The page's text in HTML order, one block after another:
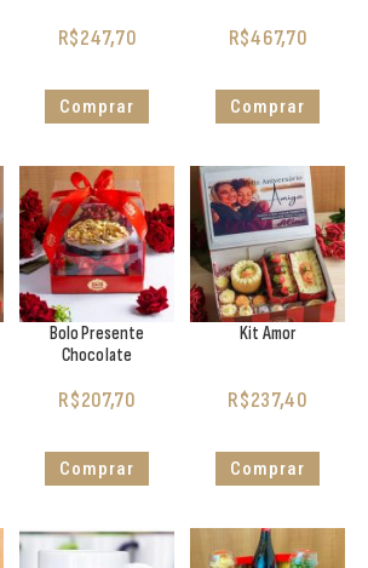
R$247,70
Comprar
R$467,70
Comprar
Bolo Presente
Chocolate
R$207,70
Comprar
Kit Amor
R$237,40
Comprar